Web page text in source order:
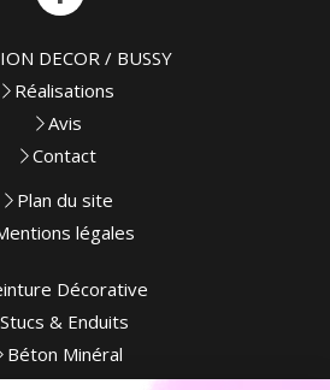
DECOR / BUSSY
Réalisations
Avis
Contact
Plan du site
légales
Décorative
Stucs & Enduits
Béton Minéral